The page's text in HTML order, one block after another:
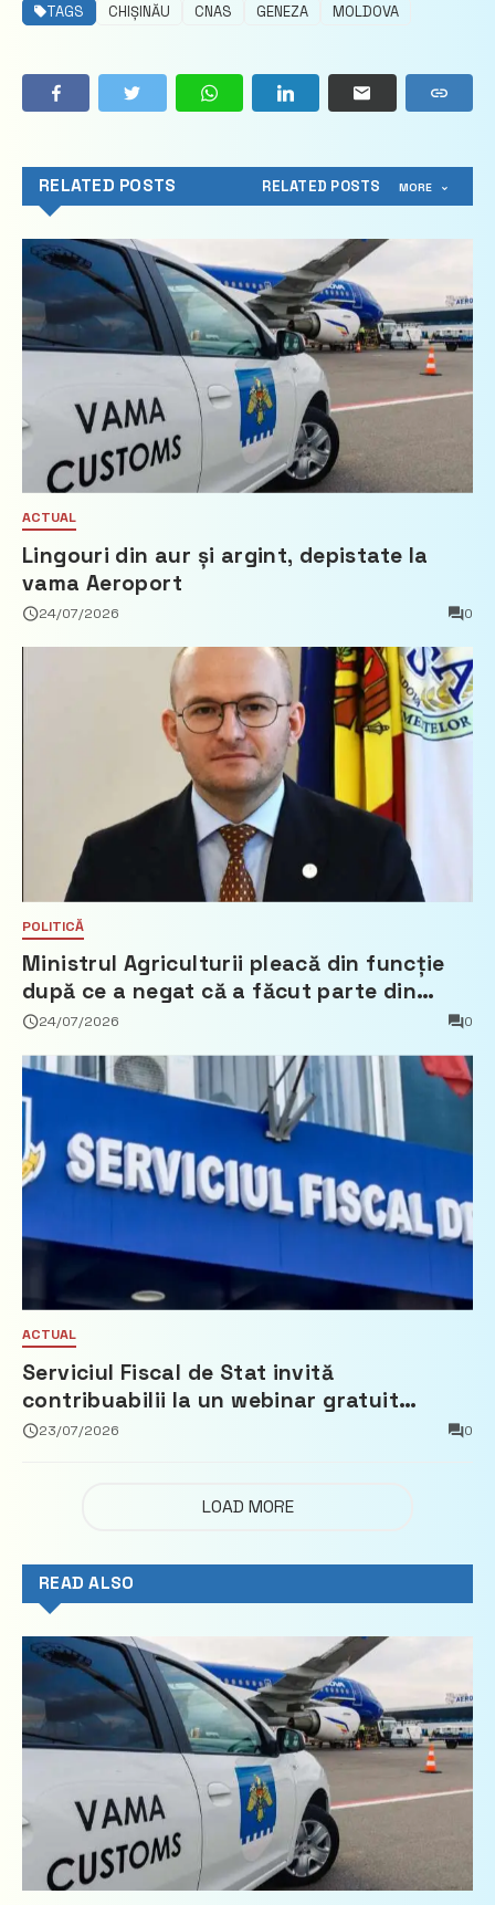
TAGS CHIȘINĂU CNAS GENEZA MOLDOVA
RELATED POSTS RELATED POSTS MORE
ACTUAL
Lingouri din aur și argint, depistate la
vama Aeroport
24/07/2026 0
POLITICĂ
Ministrul Agriculturii pleacă din funcție
după ce a negat că a făcut parte din
Partidul Democrat
24/07/2026 0
ACTUAL
Serviciul Fiscal de Stat invită
contribuabilii la un webinar gratuit
privind calculul impozitului pe bunurile
23/07/2026 0
LOAD MORE
READ ALSO